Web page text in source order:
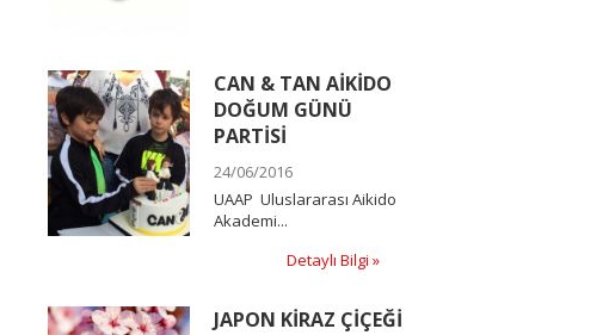
CAN & TAN AİKİDO
DOĞUM GÜNÜ
PARTİSİ
24/06/2016
UAAP Uluslararası Aikido
Akademi...
Detaylı Bilgi »
JAPON KİRAZ ÇİÇEĞİ